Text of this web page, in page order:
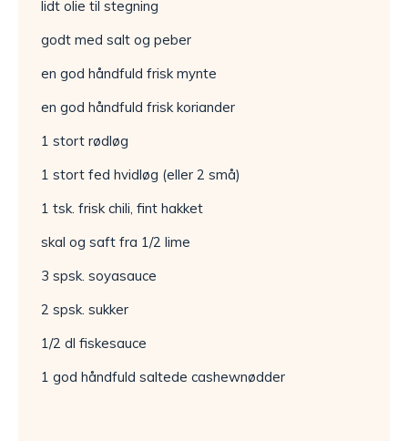
lidt olie til stegning
godt med salt og peber
en god håndfuld frisk mynte
en god håndfuld frisk koriander
1 stort rødløg
1 stort fed hvidløg (eller 2 små)
1 tsk. frisk chili, fint hakket
skal og saft fra 1/2 lime
3 spsk. soyasauce
2 spsk. sukker
1/2 dl fiskesauce
1 god håndfuld saltede cashewnødder